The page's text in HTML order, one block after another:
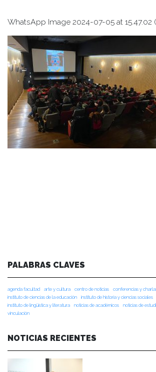
WhatsApp Image 2024-07-05 at 15.47.02
PALABRAS CLAVES
agenda facultad arte y cultura centro de noticias conferencias y
instituto de ciencias de la educación
instituto de historia y ciencias sociales
instituto de lingüística y literatura
noticias de académicos noticias de
vinculación
NOTICIAS RECIENTES